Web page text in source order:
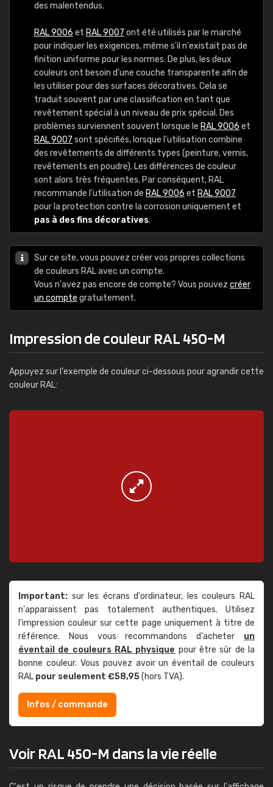
des malentendus.
RAL 9006 et RAL 9007 ont été utilisés par le marché
pour indiquer les exigences, même s'il n'existait pas de
finition uniforme pour les normes. De plus, les deux
couleurs ont besoin d'une couche transparente afin de
les utiliser pour des surfaces décoratives. Cela se
traduit souvent par une classification en tant que
revêtement spécial à un niveau de prix spécial. Des
problèmes surviennent souvent lorsque le RAL 9006 et
RAL 9007 sont spécifiés, lorsque l'utilisation combine
des revêtements de différents types (peinture, vernis,
revêtements en poudre). Les différences de couleur
sont alors très fréquentes. Par conséquent, RAL
recommande l'utilisation de RAL 9006 et RAL 9007
pour la protection contre la corrosion uniquement et
pas à des fins décoratives.
Sur ce site, vous pouvez créer vos propres collections
de couleurs RAL avec un compte.
Vous n'avez pas encore de compte? Vous pouvez créer
un compte gratuitement.
Impression de couleur RAL 450-M
Appuyez sur l'exemple de couleur ci-dessous pour agrandir cette
couleur RAL:
Important: sur les écrans d'ordinateur, les couleurs RAL
n'apparaissent pas totalement authentiques. Utilisez
l'impression couleur sur cette page uniquement à titre de
référence. Nous vous recommandons d'acheter un
éventail de couleurs RAL physique pour être sûr de la
bonne couleur. Vous pouvez avoir un éventail de couleurs
RAL pour seulement €58,95(hors TVA).
Infos / commande
Voir RAL 450-M dans la vie réelle